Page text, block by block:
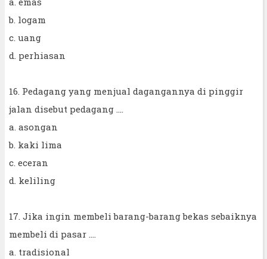
b. logam
c. uang
d. perhiasan
16. Pedagang yang menjual dagangannya di pinggir
jalan disebut pedagang ....
a. asongan
b. kaki lima
c. eceran
d. keliling
17. Jika ingin membeli barang-barang bekas sebaiknya
membeli di pasar ....
a. tradisional